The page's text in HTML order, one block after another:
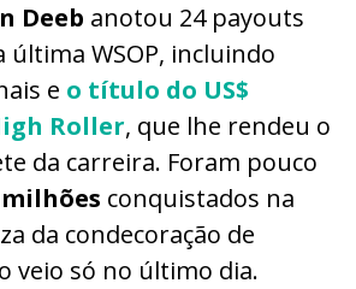
Deeb anotou 24 payouts
última WSOP, incluindo
e o título do US$
Roller, que lhe rendeu o
da carreira. Foram pouco
milhões conquistados na
da condecoração de
veio só no último dia.